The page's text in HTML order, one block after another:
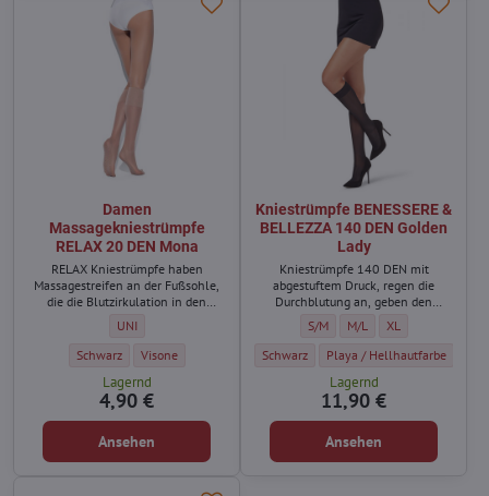
Damen
Massagekniestrümpfe
RELAX 20 DEN Mona
RELAX Kniestrümpfe haben
Massagestreifen an der Fußsohle,
die die Blutzirkulation in den
Damen Massagekniestrümpfe RELAX 20 DEN Mona - Größe:
UNI
Damen Massagekniestrümpfe RELAX 20 DEN Mona - Farbe:
Schwarz Damen Massagekniestrümpfe RELAX 20 DEN Mona - Farbe:
Visone
Lagernd
4,90 €
Ansehen
Kniestrümpfe BENESSERE &
BELLEZZA 140 DEN Golden
Lady
Kniestrümpfe 140 DEN mit
abgestuftem Druck, regen die
Durchblutung an, geben den
Kniestrümpfe BENESSERE &
S/M Kniestrümpfe
M/L Kniestrümpfe
XL
Kniestrümpfe BENESSERE & BELLEZZA
Schwarz Kniestrümpfe BENESSERE &
Playa / Hellhautfarbe
Lagernd
11,90 €
Ansehen